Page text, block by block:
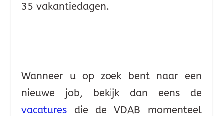
35 vakantiedagen.
Wanneer u op zoek bent naar een
nieuwe job, bekijk dan eens de
vacaturesdie de VDAB momenteel